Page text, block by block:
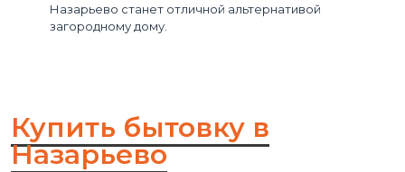
Назарьево станет отличной альтернативой
загородному дому.
Купить бытовку в
Назарьево